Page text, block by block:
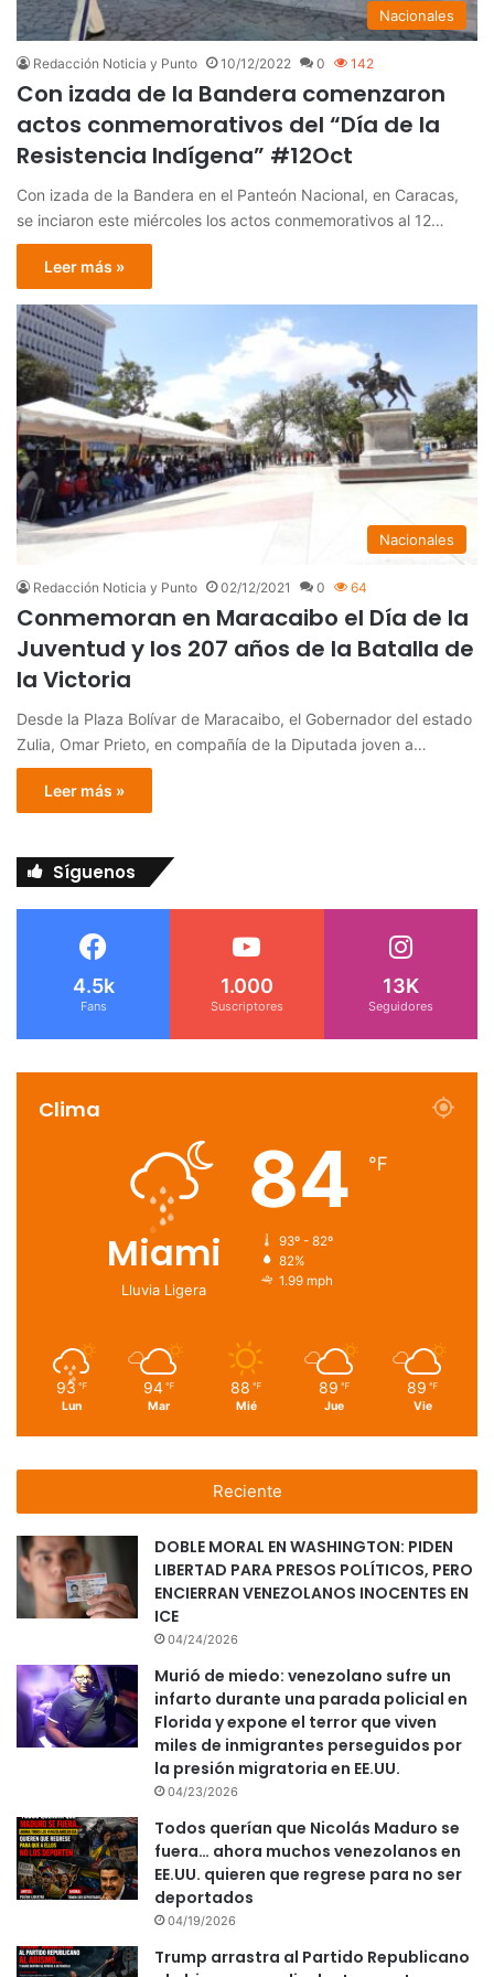
Nacionales
Redacción Noticia y Punto 10/12/2022 0 142
Con izada de la Bandera comenzaron
actos conmemorativos del “Día de la
Resistencia Indígena” #12Oct
Con izada de la Bandera en el Panteón Nacional, en Caracas,
se inciaron este miércoles los actos conmemorativos al 12…
Leer más »
Nacionales
Redacción Noticia y Punto 02/12/2021 0 64
Conmemoran en Maracaibo el Día de la
Juventud y los 207 años de la Batalla de
la Victoria
Desde la Plaza Bolívar de Maracaibo, el Gobernador del estado
Zulia, Omar Prieto, en compañía de la Diputada joven a…
Leer más »
Síguenos
4.5k
Fans
1.000
Suscriptores
13K
Seguidores
Clima
Miami
Lluvia Ligera
84 ℉
93º - 82º
82%
1.99 mph
93 ℉
Lun
94 ℉
Mar
88 ℉
Mié
89 ℉
Jue
89 ℉
Vie
Reciente
DOBLE MORAL EN WASHINGTON: PIDEN
LIBERTAD PARA PRESOS POLÍTICOS, PERO
ENCIERRAN VENEZOLANOS INOCENTES EN
ICE
04/24/2026
Murió de miedo: venezolano sufre un
infarto durante una parada policial en
Florida y expone el terror que viven
miles de inmigrantes perseguidos por
la presión migratoria en EE.UU.
04/23/2026
Todos querían que Nicolás Maduro se
fuera… ahora muchos venezolanos en
EE.UU. quieren que regrese para no ser
deportados
04/19/2026
Trump arrastra al Partido Republicano